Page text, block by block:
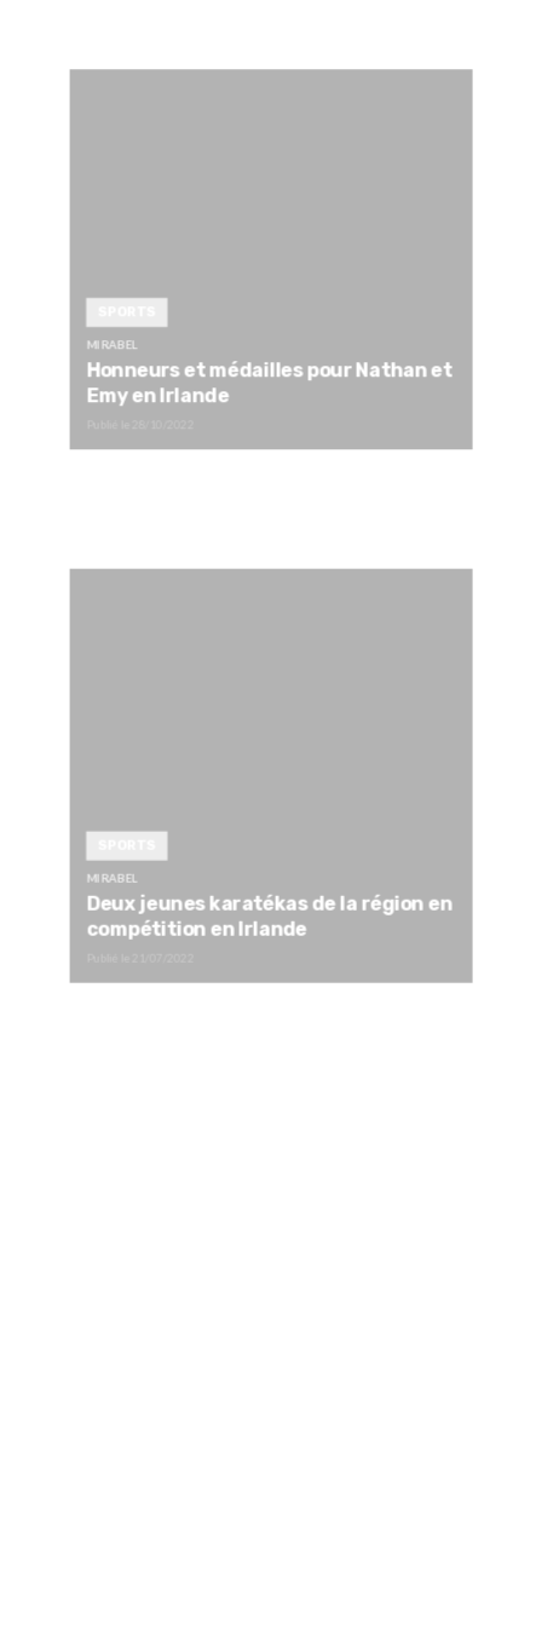
MIRABEL
Honneurs et médailles pour Nathan et
Emy en Irlande
MIRABEL
Deux jeunes karatékas de la région en
compétition en Irlande